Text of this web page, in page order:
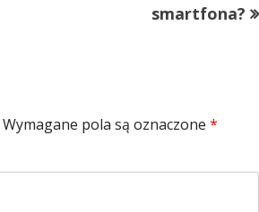
smartfona?
Wymagane pola są oznaczone *